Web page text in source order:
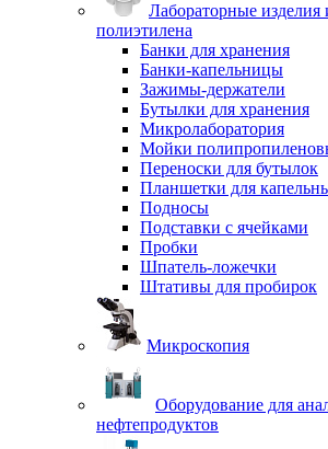
Лабораторные
полиэтилена
Банки для хранения
Банки-капельницы
Зажимы-держатели
Бутылки для хранения
Микролаборатория
Мойки
Переноски для бутылок
Планшетки для
Подносы
Подставки с ячейками
Пробки
Шпатель-ложечки
Штативы для пробирок
Микроскопия
Оборудование для
нефтепродуктов